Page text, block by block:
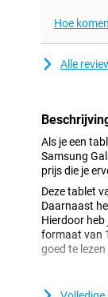
Hoe
Alle
Als je een
Samsung
prijs die je
Deze tablet
Daarnaast
Hierdoor
formaat van
goed te